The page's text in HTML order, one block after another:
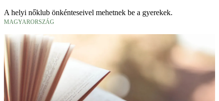
A helyi nőklub önkénteseivel mehetnek be a gyerekek.
MAGYARORSZÁG